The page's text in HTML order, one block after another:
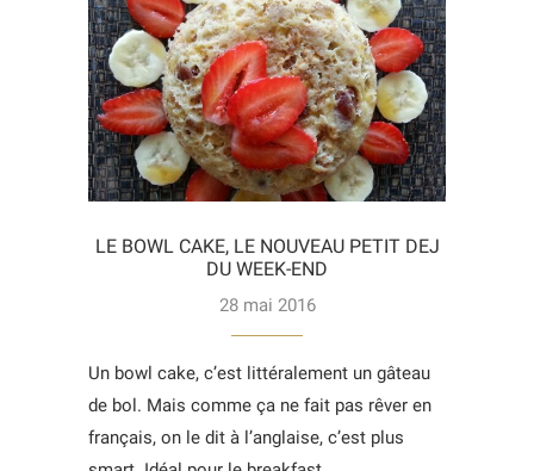
LE BOWL CAKE, LE NOUVEAU PETIT DEJ
DU WEEK-END
28 mai 2016
Un bowl cake, c’est littéralement un gâteau
de bol. Mais comme ça ne fait pas rêver en
français, on le dit à l’anglaise, c’est plus